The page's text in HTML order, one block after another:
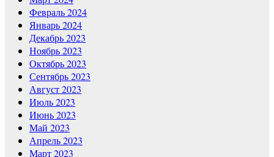
Февраль 2024
Январь 2024
Декабрь 2023
Ноябрь 2023
Октябрь 2023
Сентябрь 2023
Август 2023
Июль 2023
Июнь 2023
Май 2023
Апрель 2023
Март 2023